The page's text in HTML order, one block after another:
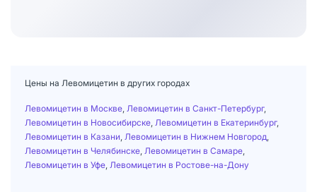
Цены на Левомицетин в других городах
Левомицетин в Москве Левомицетин в Санкт-Петербург,
Левомицетин в Новосибирске Левомицетин в Екатеринбург,
Левомицетин в Казани Левомицетин в Нижнем Новгород
Левомицетин в Челябинске Левомицетин в Самаре
Левомицетин в Уфе Левомицетин в Ростове-на-Дону